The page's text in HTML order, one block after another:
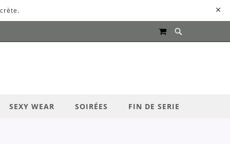
MON PANIER
SEXY WEAR SOIRÉES FIN DE SERIE